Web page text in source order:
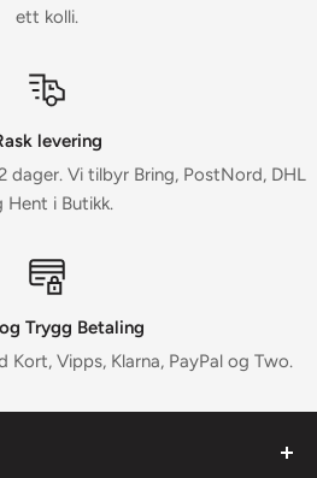
ett kolli.
levering
dager. Vi tilbyr Bring, PostNord, DHL
Hent i Butikk.
Trygg Betaling
Vipps, Klarna, PayPal og Two.